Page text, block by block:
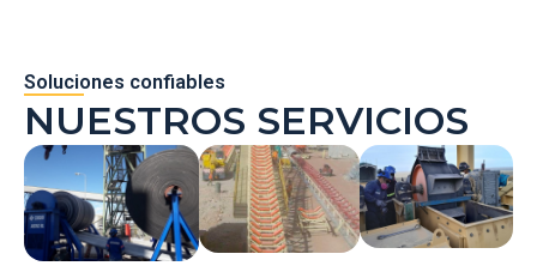
Soluciones confiables
NUESTROS SERVICIOS